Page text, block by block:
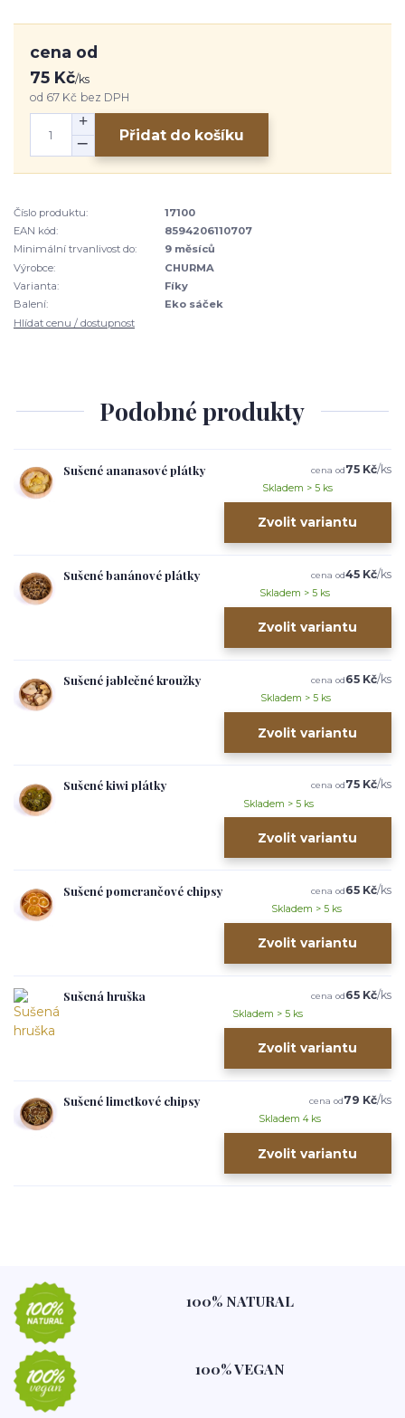
cena od
75 Kč/ks
od 67 Kč bez DPH
Přidat do košíku
Číslo produktu:
17100
EAN kód:
8594206110707
Minimální trvanlivost do:
9 měsíců
Výrobce:
CHURMA
Varianta:
Fíky
Balení:
Eko sáček
Hlídat cenu / dostupnost
Podobné produkty
Sušené ananasové plátky cena od75 Kč/ks
Skladem > 5 ks
Zvolit variantu
Sušené banánové plátky cena od45 Kč/ks
Skladem > 5 ks
Zvolit variantu
Sušené jablečné kroužky cena od65 Kč/ks
Skladem > 5 ks
Zvolit variantu
Sušené kiwi plátky cena od75 Kč/ks
Skladem > 5 ks
Zvolit variantu
Sušené pomerančové chipsy cena od65 Kč/ks
Skladem > 5 ks
Zvolit variantu
Sušená hruška cena od65 Kč/ks
Skladem > 5 ks
Zvolit variantu
Sušené limetkové chipsy cena od79 Kč/ks
Skladem 4 ks
Zvolit variantu
100% NATURAL
100% VEGAN